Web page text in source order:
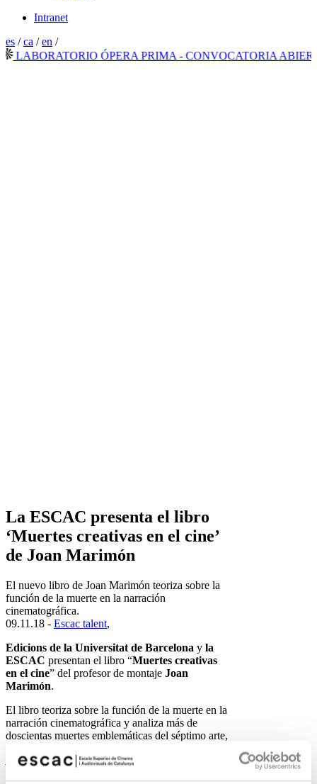
Intranet
es /ca /en /
ÓPERA PRIMA - CONVOCATORIA ABIERTA
La ESCAC presenta el libro
‘Muertes creativas en el cine’
de Joan Marimón
El nuevo libro de Joan Marimón teoriza sobre la
función de la muerte en la narración
cinematográfica.
09.11.18 - Escac talent,
Edicions de la Universitat de Barcelona y la
ESCAC presentan el libro “Muertes creativas
en el cine” del profesor de montaje Joan
Marimón.
El libro teoriza sobre la función de la muerte en la
narración cinematográfica y analiza más de
doscientas muertes emblemáticas del séptimo arte,
Acorazado Potemkin, el gorila de